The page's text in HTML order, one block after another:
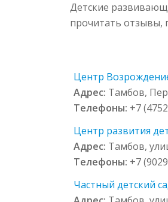
Детские
прочитать отзывы,
Центр
Адрес: Тамбов,
Телефоны: +7
Центр развития
Адрес: Тамбов,
Телефоны: +7
Частный детский